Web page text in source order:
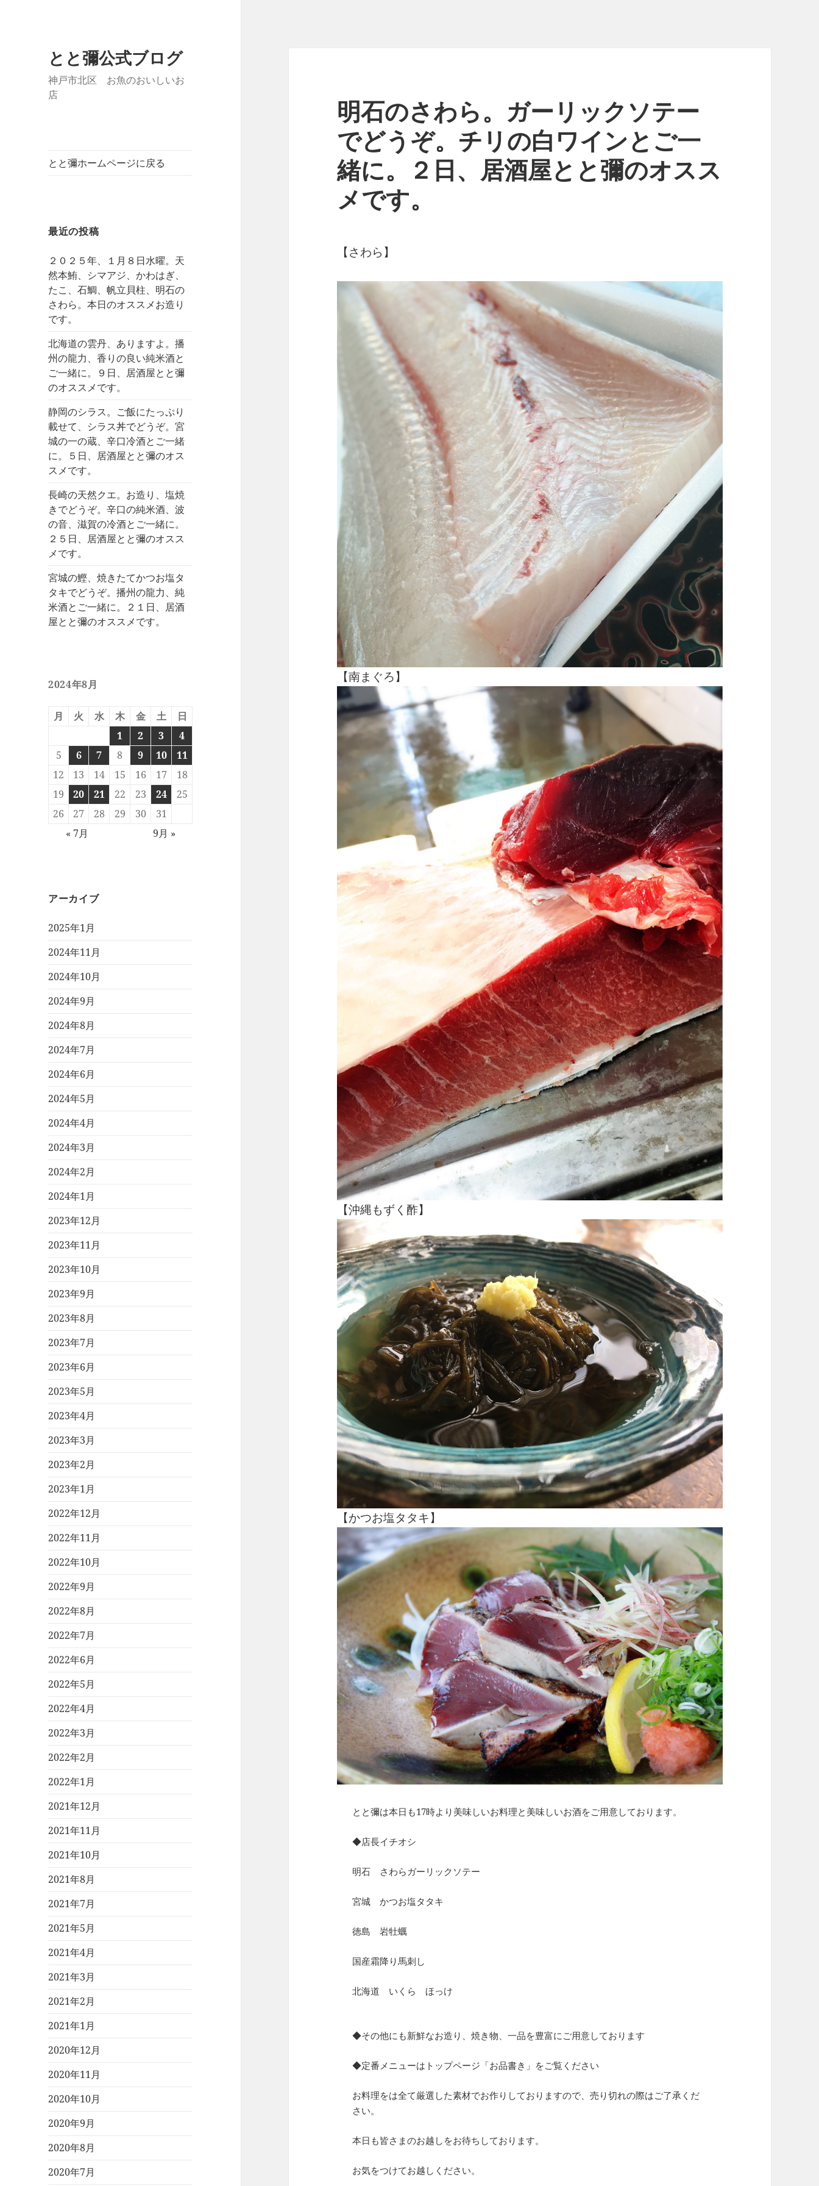
とと彌公式ブログ
神戸市北区 お魚のおいしいお
店
とと彌ホームページに戻る
最近の投稿
２０２５年、１月８日水曜。天
然本鮪、シマアジ、かわはぎ、
たこ、石鯛、帆立貝柱、明石の
さわら。本日のオススメお造り
です。
北海道の雲丹、ありますよ。播
州の龍力、香りの良い純米酒と
ご一緒に。９日、居酒屋とと彌
のオススメです。
静岡のシラス。ご飯にたっぷり
載せて、シラス丼でどうぞ。宮
城の一の蔵、辛口冷酒とご一緒
に。５日、居酒屋とと彌のオス
スメです。
長崎の天然クエ。お造り、塩焼
きでどうぞ。辛口の純米酒、波
の音、滋賀の冷酒とご一緒に。
２５日、居酒屋とと彌のオスス
メです。
宮城の鰹、焼きたてかつお塩タ
タキでどうぞ。播州の龍力、純
米酒とご一緒に。２１日、居酒
屋とと彌のオススメです。
2024年8月
月 火 水 木 金 土
日
1
2 3
4
5
6 7 8 9 10
11
12
13 14 15 16 17
18
19
20 21 22 23 24
25
26
27 28 29 30
31
« 7月
9月 »
アーカイブ
2025年1月
2024年11月
2024年10月
2024年9月
2024年8月
2024年7月
2024年6月
2024年5月
2024年4月
2024年3月
2024年2月
2024年1月
2023年12月
2023年11月
2023年10月
2023年9月
2023年8月
2023年7月
2023年6月
2023年5月
2023年4月
2023年3月
2023年2月
2023年1月
2022年12月
2022年11月
2022年10月
2022年9月
2022年8月
2022年7月
2022年6月
2022年5月
2022年4月
2022年3月
2022年2月
2022年1月
2021年12月
2021年11月
2021年10月
2021年8月
2021年7月
2021年5月
2021年4月
2021年3月
2021年2月
2021年1月
2020年12月
2020年11月
2020年10月
2020年9月
2020年8月
2020年7月
明石のさわら。ガーリックソテー
でどうぞ。チリの白ワインとご一
緒に。２日、居酒屋とと彌のオスス
メです。
【さわら】
【南まぐろ】
【沖縄もずく酢】
【かつお塩タタキ】
とと彌は本日も17時より美味しいお料理と美味しいお酒をご用意しております。
◆店長イチオシ
明石 さわらガーリックソテー
宮城 かつお塩タタキ
徳島 岩牡蠣
国産霜降り馬刺し
北海道 いくら ほっけ
◆その他にも新鮮なお造り、焼き物、一品を豊富にご用意しております
◆定番メニューはトップページ「お品書き」をご覧ください
お料理をは全て厳選した素材でお作りしておりますので、売り切れの際はご了承くだ
さい。
本日も皆さまのお越しをお待ちしております。
お気をつけてお越しください。